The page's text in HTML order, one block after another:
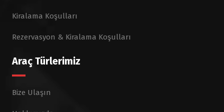
Kiralama Koşulları
Rezervasyon & Kiralama Koşulları
Araç Türlerimiz
Bize Ulaşın